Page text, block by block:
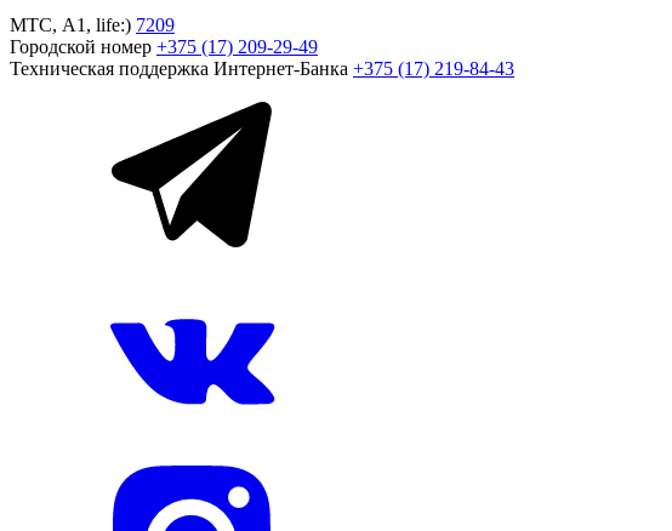
МТС, A1, life:) 7209
Городской номер +375 (17) 209-29-49
Техническая поддержка Интернет-Банка +375 (17) 219-84-43